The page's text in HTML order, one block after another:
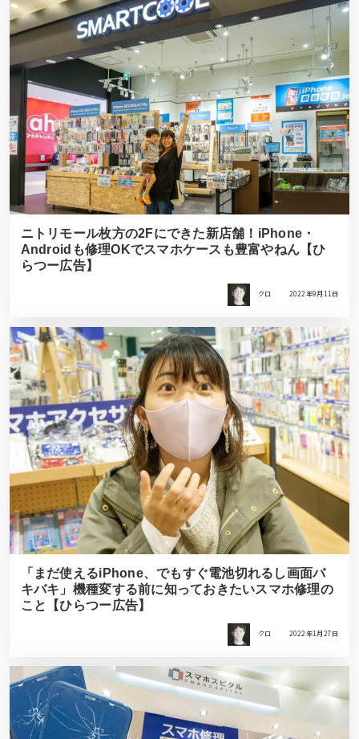
ニトリモール枚方の2Fにできた新店舗！iPhone・
Androidも修理OKでスマホケースも豊富やねん【ひ
らつー広告】
クロ 2022年9月11日
「まだ使えるiPhone、でもすぐ電池切れるし画面バ
キバキ」機種変する前に知っておきたいスマホ修理の
こと【ひらつー広告】
クロ 2022年1月27日